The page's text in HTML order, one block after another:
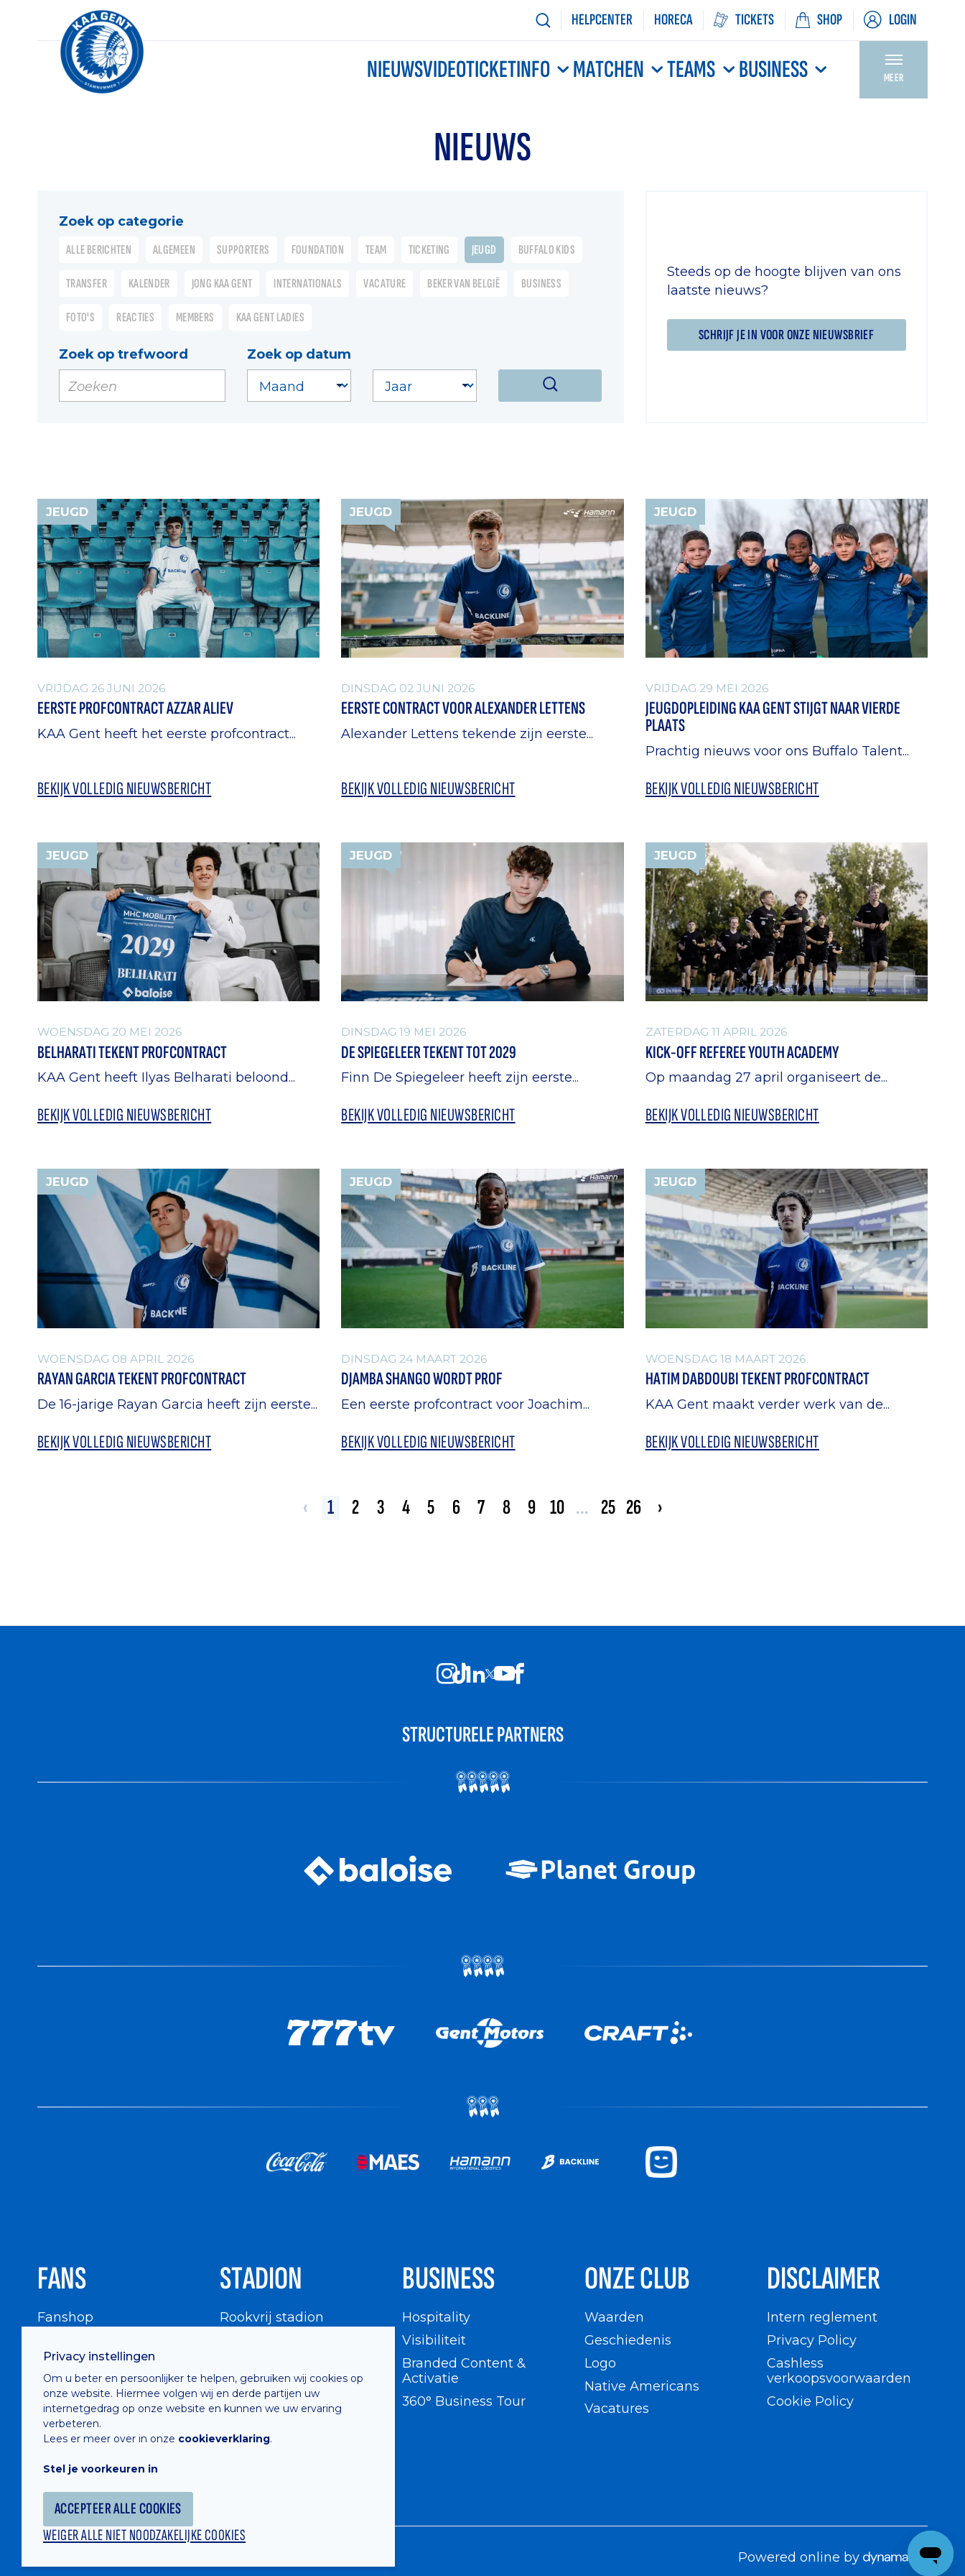
HELPCENTER HORECA TICKETS SHOP LOGIN
NIEUWSVIDEOTICKETINFO MATCHEN TEAMS BUSINESS MEER
NIEUWS
Zoek op categorie
ALLE BERICHTEN
ALGEMEEN SUPPORTERS FOUNDATION TEAM TICKETING JEUGD BUFFALO KIDS
TRANSFER KALENDER JONG KAA GENT INTERNATIONALS VACATURE BEKER VAN BELGIË BUSINESS
FOTO'S REACTIES MEMBERS KAA GENT LADIES
Zoek op trefwoord Zoek op datum
Steeds op de hoogte blijven van ons
laatste nieuws?
SCHRIJF JE IN VOOR ONZE NIEUWSBRIEF
JEUGD
VRIJDAG 26 JUNI 2026
EERSTE PROFCONTRACT AZZAR ALIEV
KAA Gent heeft het eerste profcontract...
BEKIJK VOLLEDIG NIEUWSBERICHT
JEUGD
DINSDAG 02 JUNI 2026
EERSTE CONTRACT VOOR ALEXANDER LETTENS
Alexander Lettens tekende zijn eerste...
BEKIJK VOLLEDIG NIEUWSBERICHT
JEUGD
VRIJDAG 29 MEI 2026
JEUGDOPLEIDING KAA GENT STIJGT NAAR VIERDE
PLAATS
Prachtig nieuws voor ons Buffalo Talent...
BEKIJK VOLLEDIG NIEUWSBERICHT
JEUGD
WOENSDAG 20 MEI 2026
BELHARATI TEKENT PROFCONTRACT
KAA Gent heeft Ilyas Belharati beloond...
BEKIJK VOLLEDIG NIEUWSBERICHT
JEUGD
DINSDAG 19 MEI 2026
DE SPIEGELEER TEKENT TOT 2029
Finn De Spiegeleer heeft zijn eerste...
BEKIJK VOLLEDIG NIEUWSBERICHT
JEUGD
ZATERDAG 11 APRIL 2026
KICK-OFF REFEREE YOUTH ACADEMY
Op maandag 27 april organiseert de...
BEKIJK VOLLEDIG NIEUWSBERICHT
JEUGD
WOENSDAG 08 APRIL 2026
RAYAN GARCIA TEKENT PROFCONTRACT
De 16-jarige Rayan Garcia heeft zijn eerste...
BEKIJK VOLLEDIG NIEUWSBERICHT
JEUGD
DINSDAG 24 MAART 2026
DJAMBA SHANGO WORDT PROF
Een eerste profcontract voor Joachim...
BEKIJK VOLLEDIG NIEUWSBERICHT
JEUGD
WOENSDAG 18 MAART 2026
HATIM DABDOUBI TEKENT PROFCONTRACT
KAA Gent maakt verder werk van de...
BEKIJK VOLLEDIG NIEUWSBERICHT
‹ 1 2 3 4 5 6 7 8 9 10 ... 25 26 ›
Privacy instellingen
Om u beter en persoonlijker te helpen, gebruiken wij cookies op
onze website. Hiermee volgen wij en derde partijen uw
internetgedrag op onze website en kunnen we uw ervaring
verbeteren.
Lees er meer over in onze cookieverklaring.
Stel je voorkeuren in
ACCEPTEER ALLE COOKIES
WEIGER ALLE NIET NOODZAKELIJKE COOKIES
STRUCTURELE PARTNERS
FANS
Fanshop
Supportersraad
Buffalo Kids Club
Supportersfederatie
Supportersclubs
Fotoalbums
STADION
Rookvrij stadion
BUSINESS
Hospitality
Visibiliteit
Branded Content &
Activatie
360° Business Tour
ONZE CLUB
Waarden
Geschiedenis
Logo
Native Americans
Vacatures
DISCLAIMER
Intern reglement
Privacy Policy
Cashless
verkoopsvoorwaarden
Cookie Policy
Powered online by